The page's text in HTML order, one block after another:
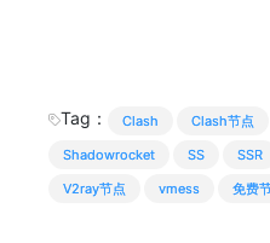
Tag： Clash Clash节点
Shadowrocket
SS SSR
V2ray节点
vmess 免费